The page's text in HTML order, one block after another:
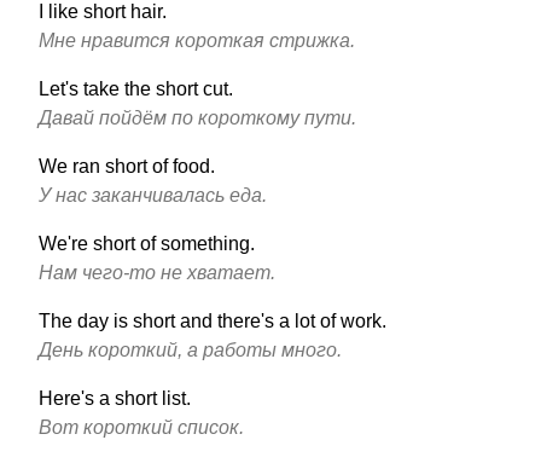
I like short hair.
Мне нравится короткая стрижка.
Let's take the short cut.
Давай пойдём по короткому пути.
We ran short of food.
У нас заканчивалась еда.
We're short of something.
Нам чего-то не хватает.
The day is short and there's a lot of work.
День короткий, а работы много.
Here's a short list.
Вот короткий список.